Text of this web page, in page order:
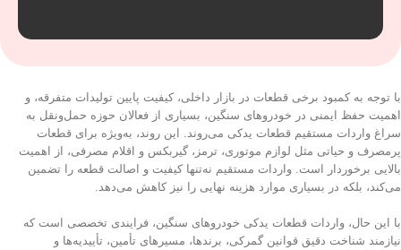
با توجه به کمبود برخی قطعات در بازار داخلی، کیفیت پایین تولیدات متفرقه، و
اهمیت حفظ ایمنی در خودروهای سنگین، بسیاری از فعالان حوزه حمل‌ونقل به
سراغ واردات مستقیم قطعات یدکی می‌روند. این روند، به‌ویژه برای قطعات
پرمصرف و حیاتی مثل لوازم موتوری، ترمز، گیربکس و اقلام مصرفی، از اهمیت
بالایی برخوردار است. واردات مستقیم نه‌تنها کیفیت و اصالت قطعه را تضمین
می‌کند، بلکه در بسیاری موارد هزینه نهایی را نیز کاهش می‌دهد.
با این حال، واردات قطعات یدکی خودروهای سنگین، فرایندی تخصصی است که
نیازمند شناخت دقیق قوانین گمرکی، برندها، مسیرهای تأمین، تأییدیه‌ها و